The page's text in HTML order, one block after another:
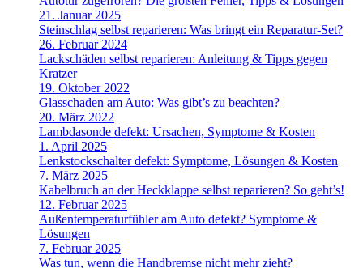
21. Januar 2025
Steinschlag selbst reparieren: Was bringt ein Reparatur-Set?
26. Februar 2024
Lackschäden selbst reparieren: Anleitung & Tipps gegen
Kratzer
19. Oktober 2022
Glasschaden am Auto: Was gibt’s zu beachten?
20. März 2022
Lambdasonde defekt: Ursachen, Symptome & Kosten
1. April 2025
Lenkstockschalter defekt: Symptome, Lösungen & Kosten
7. März 2025
Kabelbruch an der Heckklappe selbst reparieren? So geht’s!
12. Februar 2025
Außentemperaturfühler am Auto defekt? Symptome &
Lösungen
7. Februar 2025
Was tun, wenn die Handbremse nicht mehr zieht?